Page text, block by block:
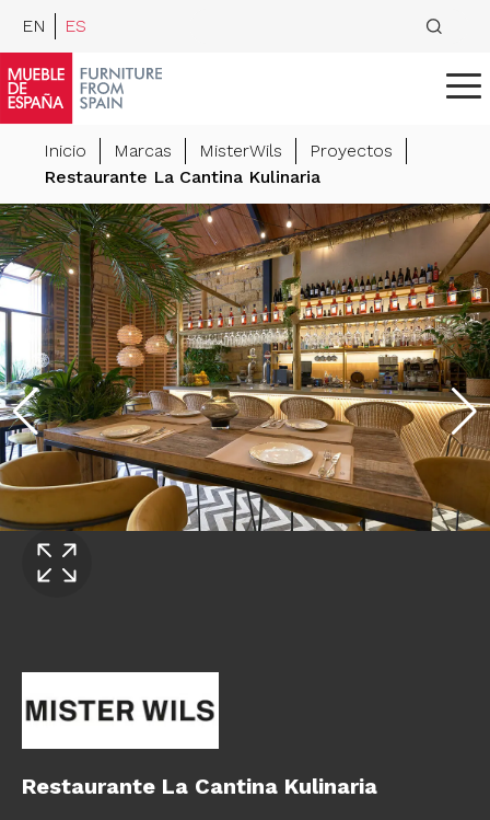
EN ES
Inicio Marcas MisterWils
Proyectos
Restaurante La Cantina Kulinaria
Restaurante La Cantina Kulinaria